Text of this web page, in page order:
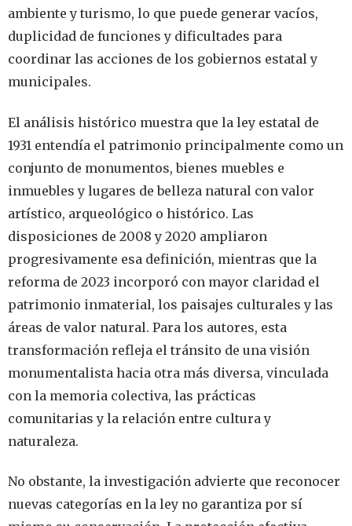
ambiente y turismo, lo que puede generar vacíos,
duplicidad de funciones y dificultades para
coordinar las acciones de los gobiernos estatal y
municipales.
El análisis histórico muestra que la ley estatal de
1931 entendía el patrimonio principalmente como un
conjunto de monumentos, bienes muebles e
inmuebles y lugares de belleza natural con valor
artístico, arqueológico o histórico. Las
disposiciones de 2008 y 2020 ampliaron
progresivamente esa definición, mientras que la
reforma de 2023 incorporó con mayor claridad el
patrimonio inmaterial, los paisajes culturales y las
áreas de valor natural. Para los autores, esta
transformación refleja el tránsito de una visión
monumentalista hacia otra más diversa, vinculada
con la memoria colectiva, las prácticas
comunitarias y la relación entre cultura y
naturaleza.
No obstante, la investigación advierte que reconocer
nuevas categorías en la ley no garantiza por sí